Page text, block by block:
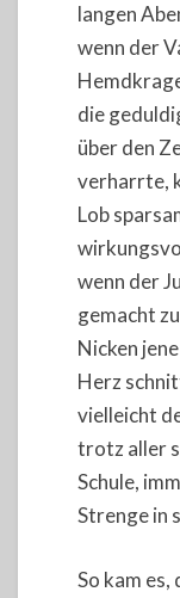
langen
wenn der
die
über den
verharrte,
Lob
wenn der
gemacht
Nicken
Herz
vielleicht
trotz aller
Schule,
Strenge in
So kam